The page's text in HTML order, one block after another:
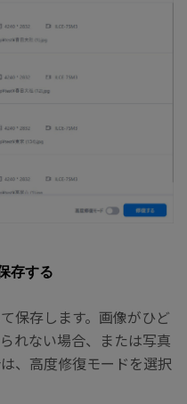
存する
保存します。画像がひど
れない場合、または写真
、高度修復モードを選択